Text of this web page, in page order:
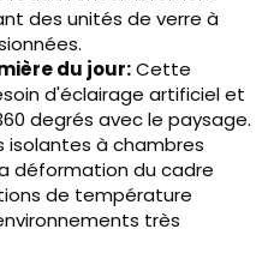
des unités de verre à
du jour:Cette
d'éclairage artificiel et
degrés avec le paysage.
isolantes à chambres
déformation du cadre
de température
très